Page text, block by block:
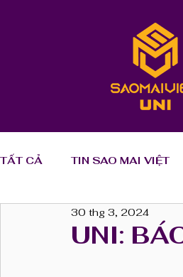
TẤT CẢ TIN SAO MAI VIỆT
UNI: BÁO CÁO TÀI CHÍNH
UNI:
30 thg 3, 2024